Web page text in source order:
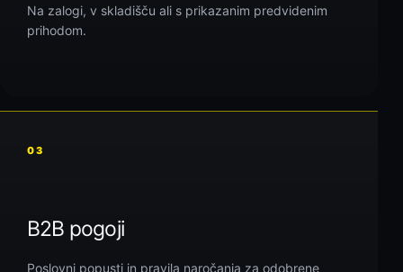
Na zalogi, v skladišču ali s prikazanim predvidenim
prihodom.
03
B2B pogoji
Poslovni popusti in pravila naročanja za odobrene